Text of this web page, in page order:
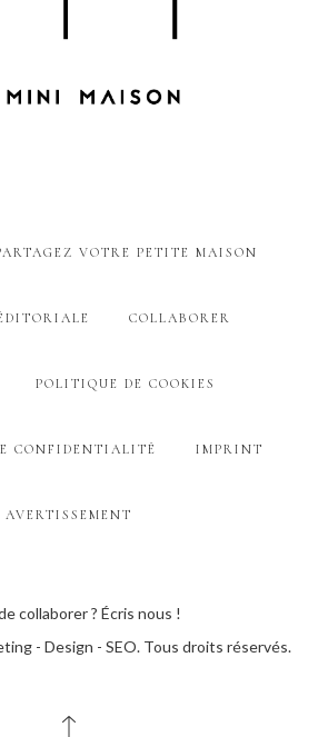
VOTRE PETITE MAISON
COLLABORER
POLITIQUE DE COOKIES
CONFIDENTIALITÉ IMPRINT
AVERTISSEMENT
collaborer ? Écris nous !
- Design - SEO. Tous droits réservés.